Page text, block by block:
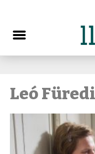
Leó Füredi